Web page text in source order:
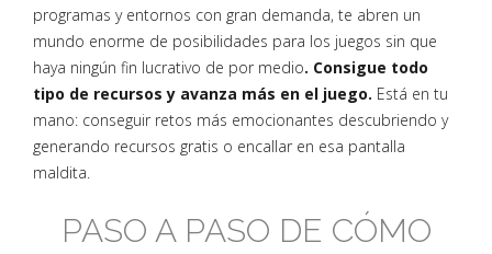
programas y entornos con gran demanda, te abren un
mundo enorme de posibilidades para los juegos sin que
haya ningún fin lucrativo de por medio. Consigue todo
tipo de recursos y avanza más en el juego. Está en tu
mano: conseguir retos más emocionantes descubriendo y
generando recursos gratis o encallar en esa pantalla
maldita.
PASO A PASO DE CÓMO